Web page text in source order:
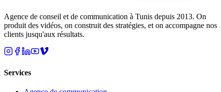
Agence de conseil et de communication à Tunis depuis 2013. On
produit des vidéos, on construit des stratégies, et on accompagne nos
clients jusqu'aux résultats.
Services